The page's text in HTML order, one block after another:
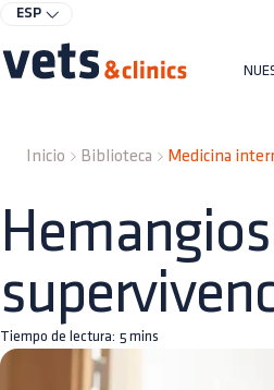
ESP
Inicio Biblioteca Medicina
Tiempo de lectura: 5 mins